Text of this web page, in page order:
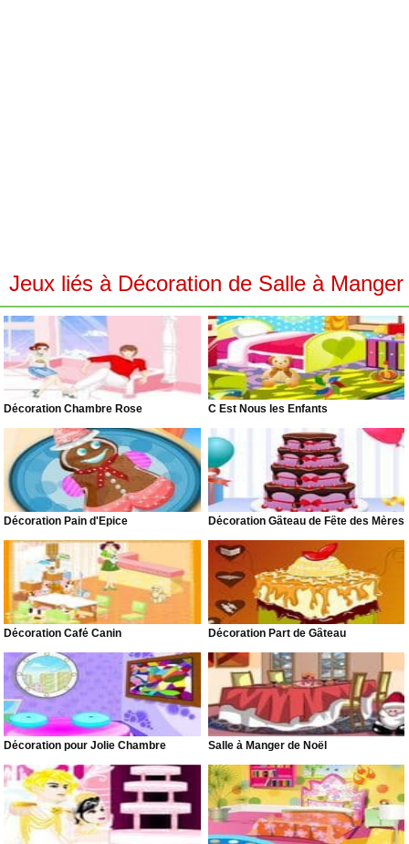
Jeux liés à Décoration de Salle à Manger
Décoration Chambre Rose C Est Nous les Enfants
Décoration Pain d'Épice Décoration Gâteau de Fête des Mères
Décoration Café Canin Décoration Part de Gâteau
Décoration pour Jolie Chambre Salle à Manger de Noël